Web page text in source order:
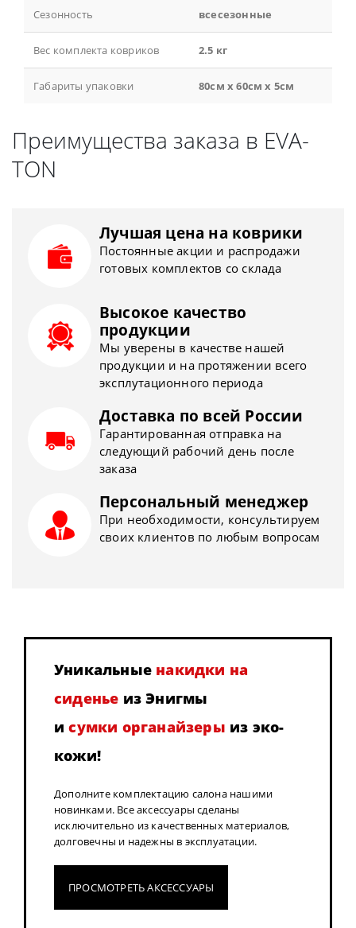
Сезонность всесезонные
Вес комплекта ковриков 2.5 кг
Габариты упаковки 80см x 60см x 5см
Преимущества заказа в EVA-
TON
Лучшая цена на коврики
Постоянные акции и распродажи
готовых комплектов со склада
Высокое качество
продукции
Мы уверены в качестве нашей
продукции и на протяжении всего
эксплутационного периода
Доставка по всей России
Гарантированная отправка на
следующий рабочий день после
заказа
Персональный менеджер
При необходимости, консультируем
своих клиентов по любым вопросам
Уникальные накидки на
сиденье из Энигмы
исумки органайзеры из эко-
кожи!
Дополните комплектацию салона нашими
новинками. Все аксессуары сделаны
исключительно из качественных материалов,
долговечны и надежны в эксплуатации.
ПРОСМОТРЕТЬ АКСЕССУАРЫ